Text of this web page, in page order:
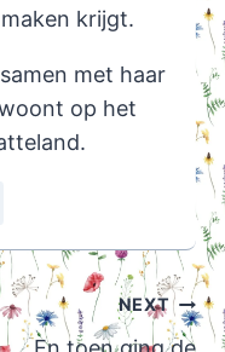
krijgt.
met haar
op het
NEXT